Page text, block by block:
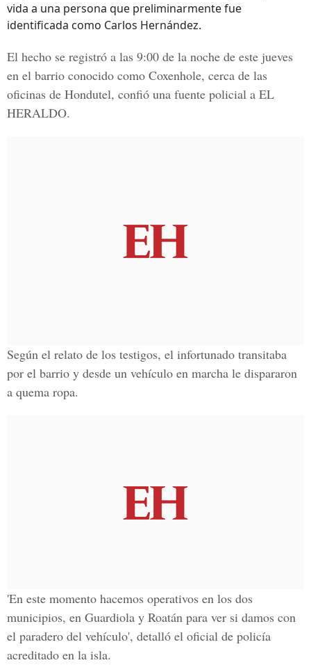
vida a una persona que preliminarmente fue
identificada como Carlos Hernández.
El hecho se registró a las 9:00 de la noche de este jueves
en el barrio conocido como Coxenhole, cerca de las
oficinas de Hondutel, confió una fuente policial a EL
HERALDO.
Según el relato de los testigos, el infortunado transitaba
por el barrio y desde un vehículo en marcha le dispararon
a quema ropa.
'En este momento hacemos operativos en los dos
municipios, en Guardiola y Roatán para ver si damos con
el paradero del vehículo', detalló el oficial de policía
acreditado en la isla.